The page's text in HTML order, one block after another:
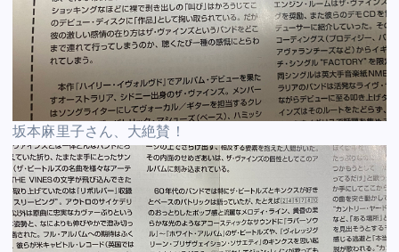
坂本麻里子さん、大絶賛！